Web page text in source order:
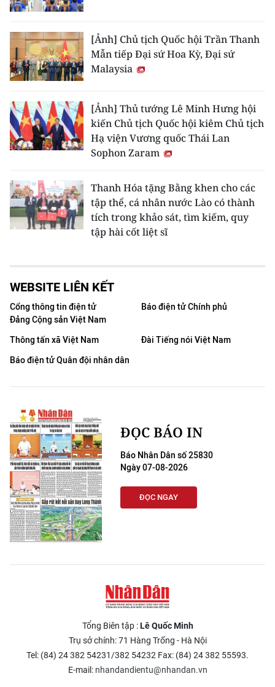
[Ảnh] Chủ tịch Quốc hội Trần Thanh
Mẫn tiếp Đại sứ Hoa Kỳ, Đại sứ
Malaysia
[Ảnh] Thủ tướng Lê Minh Hưng hội
kiến Chủ tịch Quốc hội kiêm Chủ tịch
Hạ viện Vương quốc Thái Lan
Sophon Zaram
Thanh Hóa tặng Bằng khen cho các
tập thể, cá nhân nước Lào có thành
tích trong khảo sát, tìm kiếm, quy
tập hài cốt liệt sĩ
WEBSITE LIÊN KẾT
Cổng thông tin điện tử
Đảng Cộng sản Việt Nam
Báo điện tử Chính phủ
Thông tấn xã Việt Nam
Đài Tiếng nói Việt Nam
Báo điện tử Quân đội nhân dân
ĐỌC BÁO IN
Báo Nhân Dân số 25830
Ngày 07-08-2026
ĐỌC NGAY
Tổng Biên tập :Lê Quốc Minh
Trụ sở chính: 71 Hàng Trống - Hà Nội
Tel: (84) 24 382 54231/382 54232 Fax: (84) 24 382 55593.
E-mail: nhandandientu@nhandan.vn